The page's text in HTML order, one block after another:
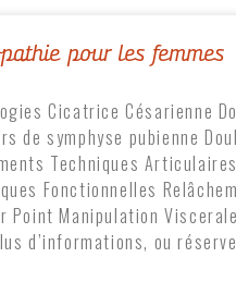
pour les femmes
Cicatrice Césarienne
de symphyse pubienne
Techniques
Fonctionnelles
Point Manipulation
d’informations, ou